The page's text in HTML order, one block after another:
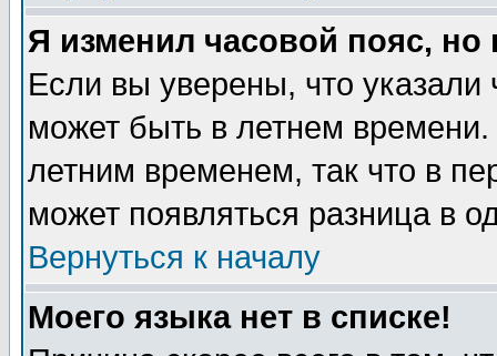
Я изменил часовой пояс,
Если вы уверены, что указали
может быть в летнем
летним временем, так что в
может появляться разница в
Вернуться к началу
Моего языка нет в списке!